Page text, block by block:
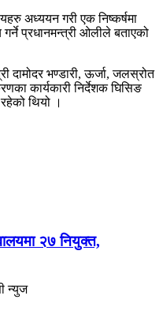
अध्ययन गरी एक निष्कर्षमा
गर्ने प्रधानमन्त्री ओलीले बताएको
दामोदर भण्डारी, ऊर्जा, जलस्रोत
कार्यकारी निर्देशक घिसिङ
थियो ।
२७ नियुक्त,
न्युज